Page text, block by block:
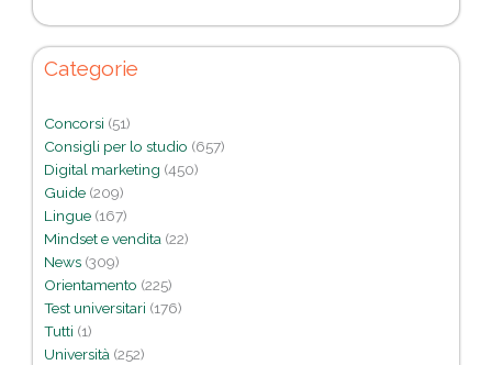
Categorie
Concorsi (51)
Consigli per lo studio (657)
Digital marketing (450)
Guide (209)
Lingue (167)
Mindset e vendita (22)
News (309)
Orientamento (225)
Test universitari (176)
Tutti (1)
Università (252)